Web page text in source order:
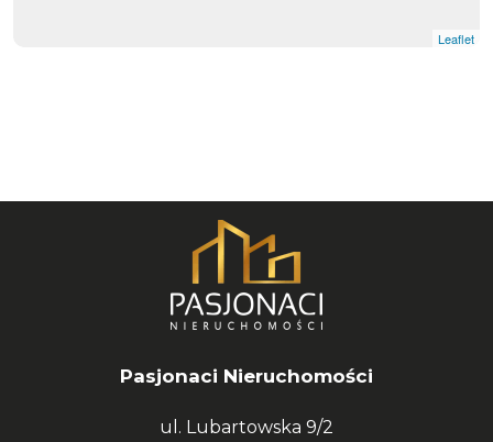
Leaflet
Pasjonaci Nieruchomości
ul. Lubartowska 9/2